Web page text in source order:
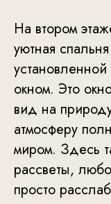
На втором
уютная
окном. Это
вид на
атмосферу
миром. Здесь
рассветы,
просто